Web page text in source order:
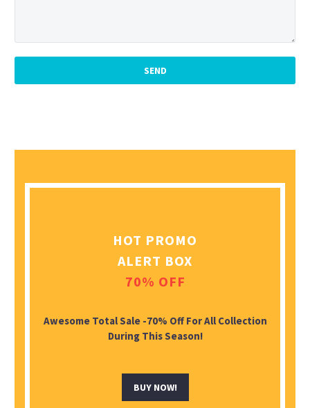
HOT PROMO
ALERT BOX
70% OFF
Awesome Total Sale -70% Off For All Collection
During This Season!
BUY NOW!